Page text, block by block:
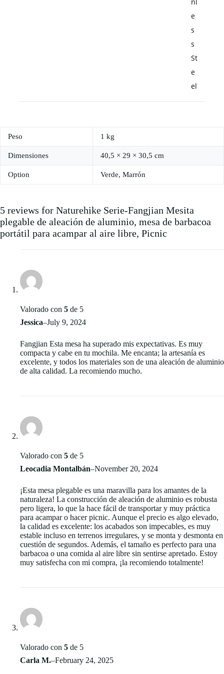
e
s
s
St
e
el
Peso 1 kg
Dimensiones 40,5 × 29 × 30,5 cm
Option Verde, Marrón
5 reviews for Naturehike Serie-Fangjian Mesita
plegable de aleación de aluminio, mesa de barbacoa
portátil para acampar al aire libre, Picnic
Valorado con 5 de 5
Jessica–July 9, 2024
Fangjian Esta mesa ha superado mis expectativas. Es muy
compacta y cabe en tu mochila. Me encanta; la artesanía es
excelente, y todos los materiales son de una aleación de aluminio
de alta calidad. La recomiendo mucho.
Valorado con 5 de 5
Leocadia Montalbán–November 20, 2024
¡Esta mesa plegable es una maravilla para los amantes de la
naturaleza! La construcción de aleación de aluminio es robusta
pero ligera, lo que la hace fácil de transportar y muy práctica
para acampar o hacer picnic. Aunque el precio es algo elevado,
la calidad es excelente: los acabados son impecables, es muy
estable incluso en terrenos irregulares, y se monta y desmonta en
cuestión de segundos. Además, el tamaño es perfecto para una
barbacoa o una comida al aire libre sin sentirse apretado. Estoy
muy satisfecha con mi compra, ¡la recomiendo totalmente!
Valorado con 5 de 5
Carla M.–February 24, 2025